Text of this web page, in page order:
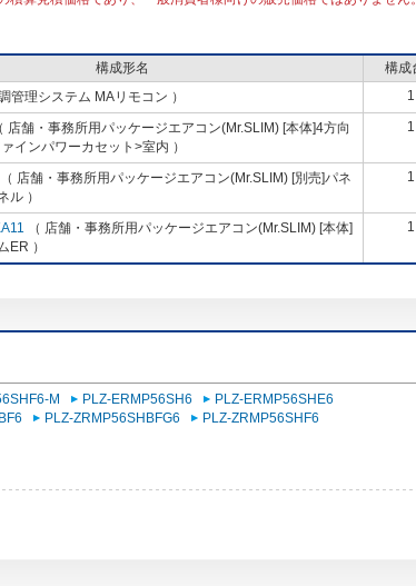
構成形名
構成
管理システム MAリモコン ） 1
店舗・事務所用パッケージエアコン(Mr.SLIM) [本体]4方向
インパワーカセット>室内 ）
1
（ 店舗・事務所用パッケージエアコン(Mr.SLIM) [別売]パネ
ル ）
1
（ 店舗・事務所用パッケージエアコン(Mr.SLIM) [本体]
ER ）
1
M PLZ-ERMP56SH6
PLZ-ERMP56SHE6
PLZ-ZRMP56SHBFG6
PLZ-ZRMP56SHF6